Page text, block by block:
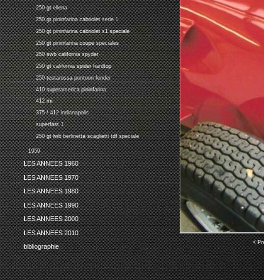
250 gt ellena
250 gt pininfarina cabriolet serie 1
250 gt pininfarina cabriolet s1 speciale
250 gt pininfarina coupe speciales
250 swb california spyder
250 gt california spider hardtop
250 testarossa pontoon fender
410 superamerica pininfarina
412 mi
375 / 412 indianapolis
superfast 1
250 gt lwb berlinetta scaglietti tdf speciale
1959
LES ANNEES 1960
LES ANNEES 1970
LES ANNEES 1980
LES ANNEES 1990
LES ANNEES 2000
LES ANNEES 2010
bibliographie
<